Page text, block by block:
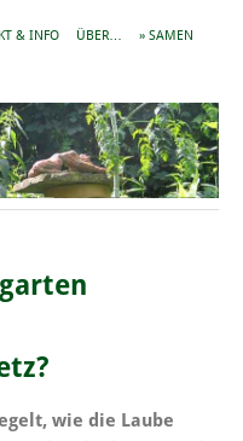
& INFO ÜBER… » SAMEN
wie die Laube